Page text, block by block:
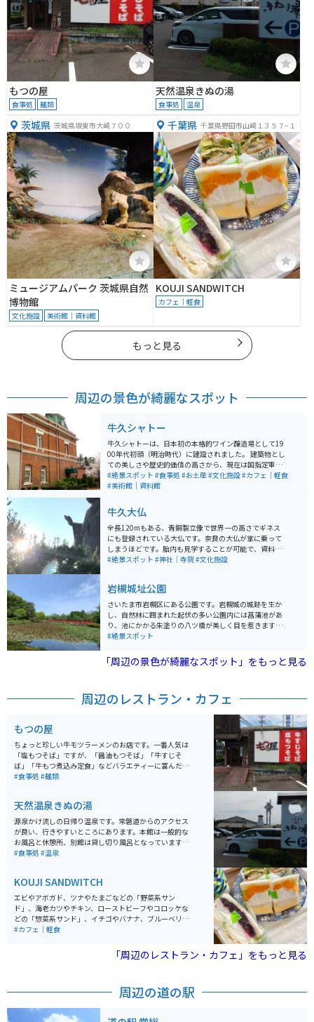
もつの屋
食事処 麺類
天然温泉きぬの湯
食事処 温泉
茨城県 茨城県坂東市大崎７００
ミュージアムパーク 茨城県自然
博物館
文化施設 美術館｜資料館
千葉県 千葉県野田市山崎１３５７−１
KOUJI SANDWITCH
カフェ｜軽食
もっと見る
周辺の景色が綺麗なスポット
牛久シャトー
牛久シャトーは、日本初の本格的ワイン醸造場として19
00年代初頭（明治時代）に建設されました。 建築物とし
ての美しさや歴史的価値の高さから、現在は国指定重要
文化財と近代化産業遺産に指定されており、建物の一部
分が見学施設やレストランなどとして利用されているほ
敷地内を散策できるほか、ワインにまつわるお土産を購
入することも可能です。
#絶景スポット #食事処 #お土産#文化施設#カフェ｜軽食
#美術館｜資料館
牛久大仏
全長120mもある、青銅製立像で世界一の高さでギネス
にも登録されている大仏です。奈良の大仏が掌に乗って
しまうほどです。胎内も見学することが可能で、資料展
示や展望台になっています。5階まで登ることができま
#絶景スポット #神社｜寺院#文化施設
岩槻城址公園
さいたま市岩槻区にある公園です。岩槻城の城跡を生か
し、自然林に囲まれた起伏の多い公園内には菖蒲池があ
り、池にかかる朱塗りの八ツ橋が美しく目を惹きます。
春は約600本の桜が咲く桜の名所です。 人形の街岩槻で
には人形供養祭などもあり、四季折々に楽しめるスポッ
トです。
#絶景スポット
「周辺の景色が綺麗なスポット」をもっと見る
周辺のレストラン・カフェ
もつの屋
ちょっと珍しい牛モツラーメンのお店です。一番人気は
「塩もつそば」ですが、「醤油もつそば」「牛すじそ
ば」「牛もつ煮込み定食」などバラエティーに富んだメ
ニューが用意されています。国道294号線沿いの分かり
#食事処 #麺類
天然温泉きぬの湯
源泉かけ流しの日帰り温泉です。常磐道からのアクセス
が良い、行きやすいところにあります。本館は一般的な
お風呂と休憩所、別館は貸し切り風呂となっています。
本館のお風呂は広くてゆったりしており、ややぬるめの
#食事処 #温泉
KOUJI SANDWITCH
エビやアボガド、ツナやたまごなどの「野菜系サン
ド」、海老カツやチキン、ローストビーフやコロッケな
どの「惣菜系サンド」、イチゴやバナナ、ブルーベリー
やマンゴーなどの「スイーツ系サンド」といった様々な
#カフェ｜軽食
「周辺のレストラン・カフェ」をもっと見る
周辺の道の駅